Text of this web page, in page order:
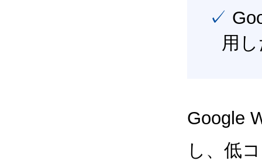
✓ Google Workspace（旧G Suite） を最大限に活
用
Google
し、低